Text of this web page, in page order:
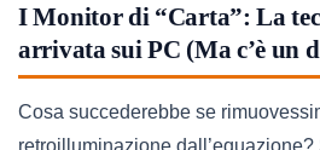
I Monitor di “Carta”: La
arrivata sui PC (Ma c’è un
Cosa succederebbe se